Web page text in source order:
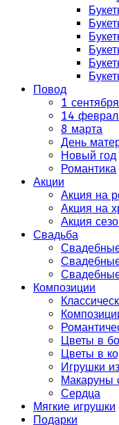
Повод
1 сентября
14
8 марта
День
Новый год
Романтика
Акции
Акция на
Акция на
Акция
Свадьба
Композиции
Цветы в
Цветы в
Игрушки
Макаруны
Сердца
Мягкие игрушки
Подарки